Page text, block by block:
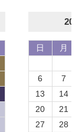
日 月
6
7
13
14
20
21
27
28